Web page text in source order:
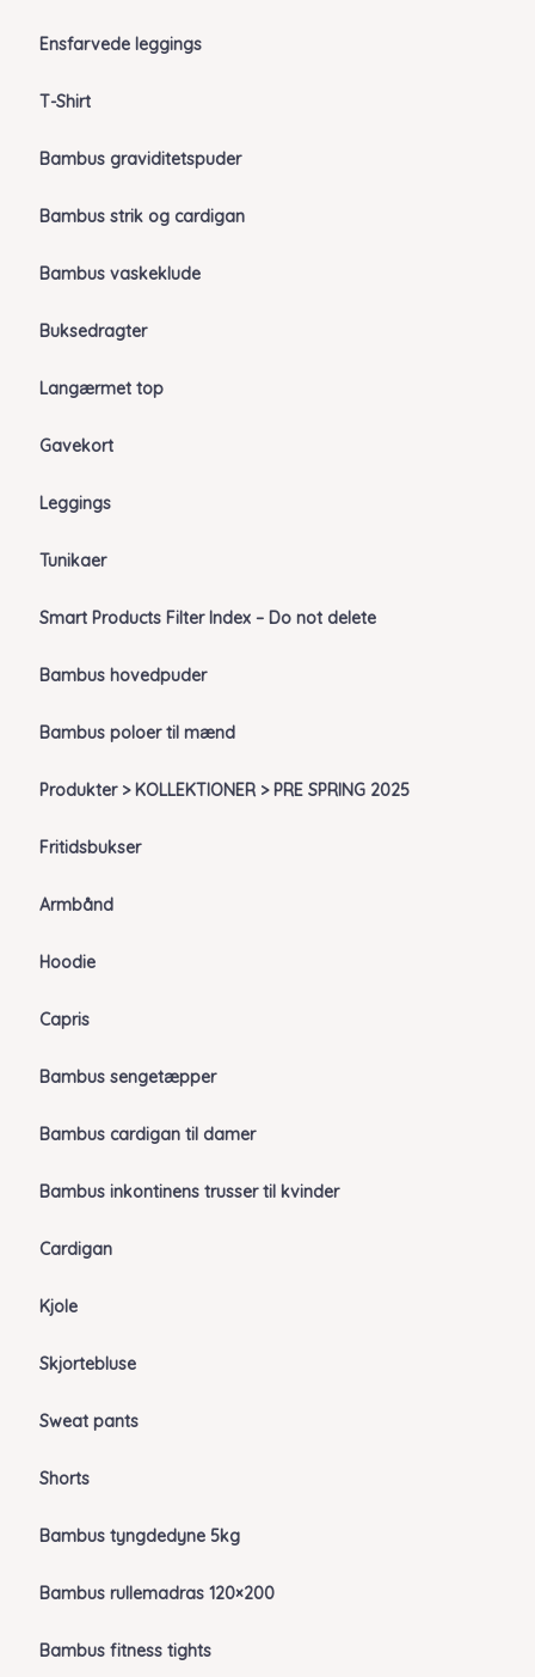
Ensfarvede leggings
T-Shirt
Bambus graviditetspuder
Bambus strik og cardigan
Bambus vaskeklude
Buksedragter
Langærmet top
Gavekort
Leggings
Tunikaer
Smart Products Filter Index – Do not delete
Bambus hovedpuder
Bambus poloer til mænd
Produkter > KOLLEKTIONER > PRE SPRING 2025
Fritidsbukser
Armbånd
Hoodie
Capris
Bambus sengetæpper
Bambus cardigan til damer
Bambus inkontinens trusser til kvinder
Cardigan
Kjole
Skjortebluse
Sweat pants
Shorts
Bambus tyngdedyne 5kg
Bambus rullemadras 120×200
Bambus fitness tights